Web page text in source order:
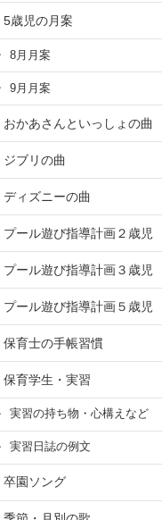
5歳児の月案
8月月案
9月月案
おかあさんといっしょの曲
ジブリの曲
ディズニーの曲
プール遊び指導計画２歳児
プール遊び指導計画３歳児
プール遊び指導計画５歳児
保育士の手帳習慣
保育学生・実習
実習の持ち物・心構えなど
実習日誌の例文
卒園ソング